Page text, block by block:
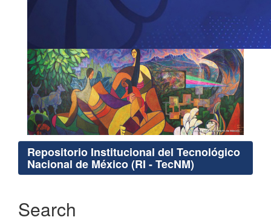
Repositorio Institucional del Tecnológico
Nacional de México (RI - TecNM)
Search